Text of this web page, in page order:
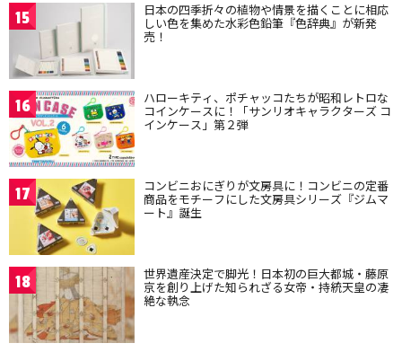
15 日本の四季折々の植物や情景を描くことに相応
しい色を集めた水彩色鉛筆『色辞典』が新発
売！
16 ハローキティ、ポチャッコたちが昭和レトロな
コインケースに！「サンリオキャラクターズ コ
インケース」第２弾
17 コンビニおにぎりが文房具に！コンビニの定番
商品をモチーフにした文房具シリーズ『ジムマ
ート』誕生
18 世界遺産決定で脚光！日本初の巨大都城・藤原
京を創り上げた知られざる女帝・持統天皇の凄
絶な執念